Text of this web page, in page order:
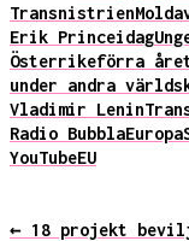
Transnistrien
Erik Princeidag
Österrikeförra
under andra
Vladimir Lenin
Radio BubblaEuropa
YouTubeEU
← 18 projekt